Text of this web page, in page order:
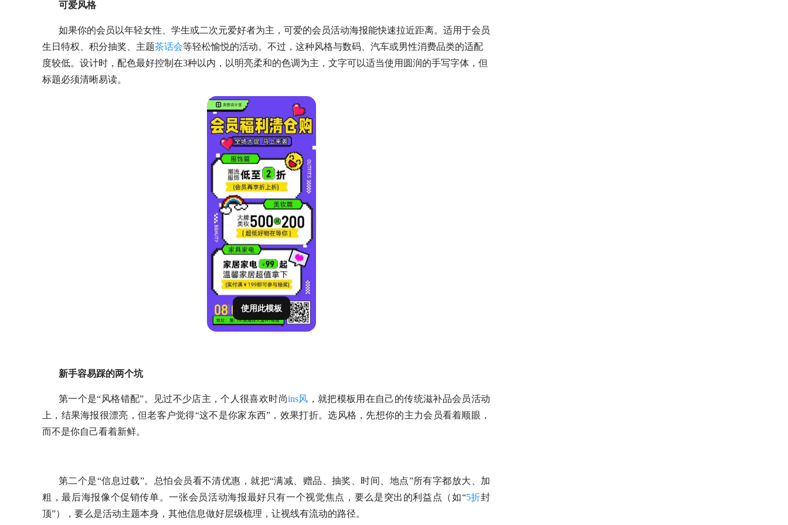
可爱风格
如果你的会员以年轻女性、学生或二次元爱好者为主，可爱的会员活动海报能快速拉近距离。适用于会员
生日特权、积分抽奖、主题茶话会等轻松愉悦的活动。不过，这种风格与数码、汽车或男性消费品类的适配
度较低。设计时，配色最好控制在3种以内，以明亮柔和的色调为主，文字可以适当使用圆润的手写字体，但
标题必须清晰易读。
使用此模板
新手容易踩的两个坑
第一个是“风格错配”。见过不少店主，个人很喜欢时尚ins风 ，就把模板用在自己的传统滋补品会员活动
上，结果海报很漂亮，但老客户觉得“这不是你家东西”，效果打折。选风格，先想你的主力会员看着顺眼，
而不是你自己看着新鲜。
第二个是“信息过载”。总怕会员看不清优惠，就把“满减、赠品、抽奖、时间、地点”所有字都放大、加
粗，最后海报像个促销传单。一张会员活动海报最好只有一个视觉焦点，要么是突出的利益点（如“5折封
顶”），要么是活动主题本身，其他信息做好层级梳理，让视线有流动的路径。